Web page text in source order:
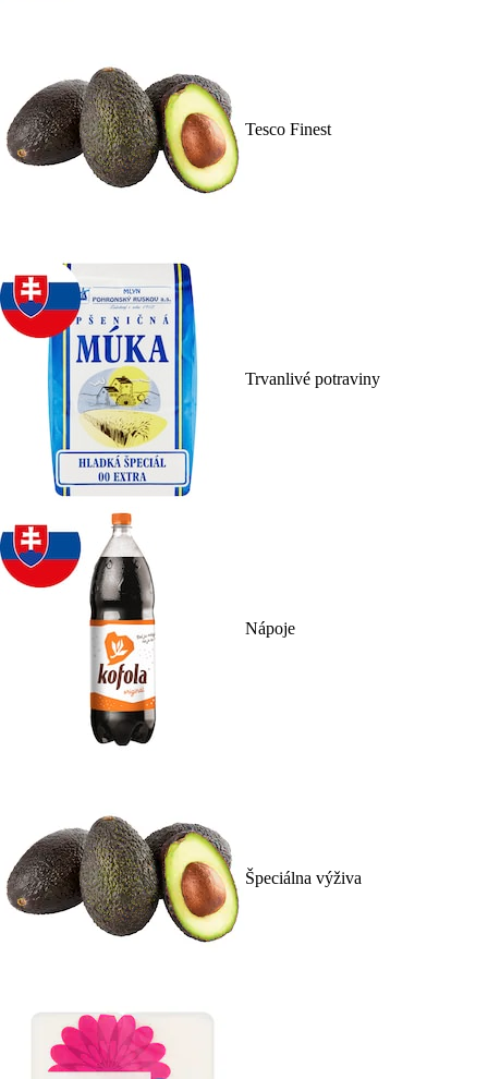
Tesco Finest
Trvanlivé potraviny
Nápoje
Špeciálna výživa